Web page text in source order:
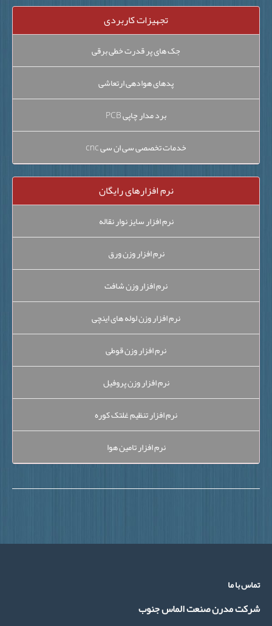
تجهیزات کاربردی
جک های پر قدرت خطی برقی
پدهای هوادهی ارتعاشی
برد مدار چاپی PCB
خدمات تخصصی سی ان سی cnc
نرم افزارهای رایگان
نرم افزار سایز نوار نقاله
نرم افزار وزن ورق
نرم افزار وزن شافت
نرم افزار وزن لوله های اینچی
نرم افزار وزن قوطی
نرم افزار وزن پروفیل
نرم افزار تنظیم غلتک کوره
نرم افزار تامین هوا
با ما
مدرن صنعت الماس جنوب